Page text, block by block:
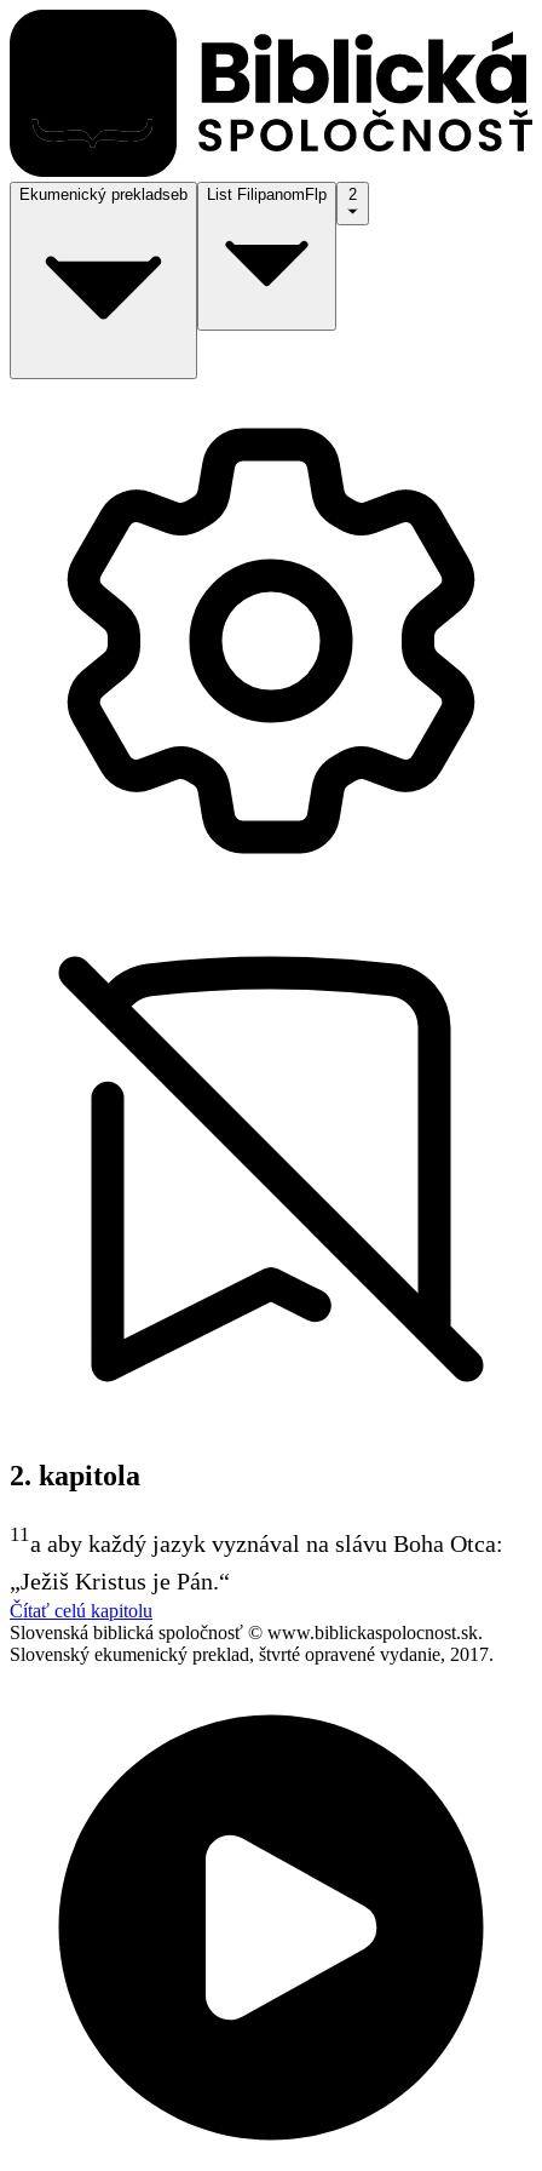
Ekumenický prekladseb List Filipanom Flp
2. kapitola
11a aby každý jazyk vyznával na slávu Boha Otca:
„Ježiš Kristus je Pán.“
Čítať celú kapitolu
Slovenská biblická spoločnosť © www.biblickaspolocnost.sk.
Slovenský ekumenický preklad, štvrté opravené vydanie, 2017.